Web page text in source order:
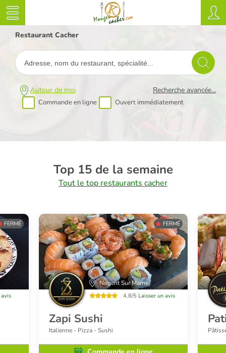
Restaurant Cacher
Autour de moi
Commande en ligne Ouvert immédiatement
Recherche avancée...
Top 15 de la semaine
Tout le top restaurants cacher
FERMÉ
avis
FERMÉ
Nogent Sur Marne
4,8/5 Laisser un avis
Zapi Sushi
Italienne - Pizza - Sushi